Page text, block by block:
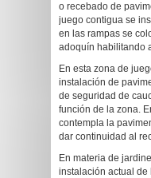
o recebado de
juego contigua se
en las rampas se
adoquín habilitando
En esta zona de
instalación de
de seguridad de
función de la zona.
contempla la
dar continuidad al
En materia de
instalación actual